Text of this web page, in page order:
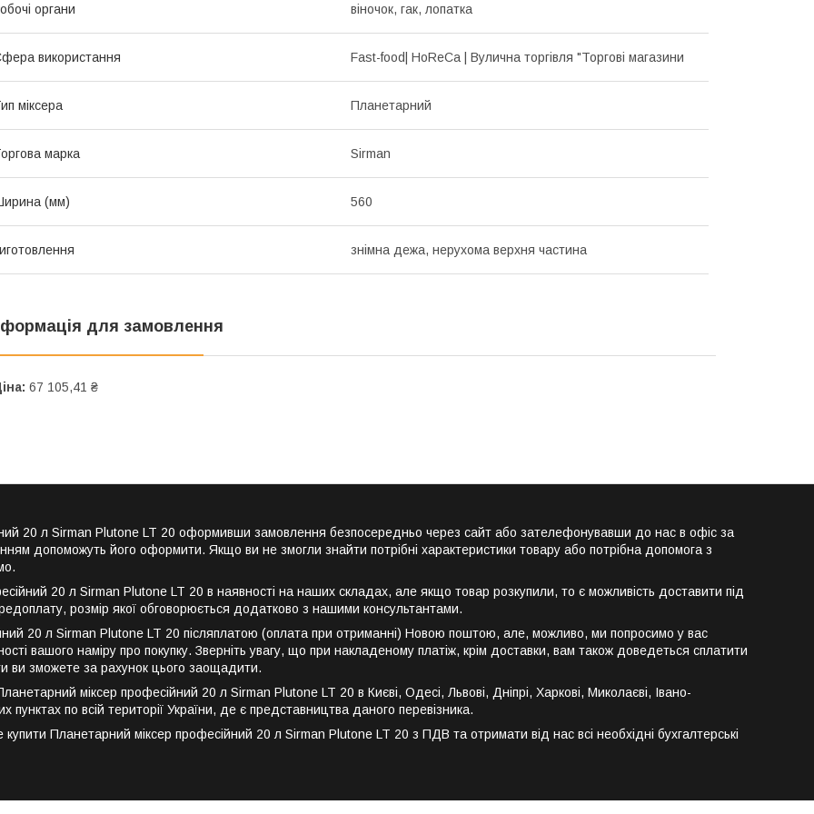
органи віночок, гак, лопатка
використання Fast-food| HoReCa | Вулична торгівля "Торгові магазини
міксера Планетарний
марка Sirman
(мм) 560
знімна дежа, нерухома верхня частина
для замовлення
67 105,41 ₴
20 л Sirman Plutone LT 20 оформивши замовлення безпосередньо через сайт або зателефонувавши до нас в офіс за
допоможуть його оформити. Якщо ви не змогли знайти потрібні характеристики товару або потрібна допомога з
20 л Sirman Plutone LT 20 в наявності на наших складах, але якщо товар розкупили, то є можливість доставити під
розмір якої обговорюється додатково з нашими консультантами.
20 л Sirman Plutone LT 20 післяплатою (оплата при отриманні) Новою поштою, але, можливо, ми попросимо у вас
вашого наміру про покупку. Зверніть увагу, що при накладеному платіж, крім доставки, вам також доведеться сплатити
ви зможете за рахунок цього заощадити.
міксер професійний 20 л Sirman Plutone LT 20 в Києві, Одесі, Львові, Дніпрі, Харкові, Миколаєві, Івано-
пунктах по всій території України, де є представництва даного перевізника.
Планетарний міксер професійний 20 л Sirman Plutone LT 20 з ПДВ та отримати від нас всі необхідні бухгалтерські